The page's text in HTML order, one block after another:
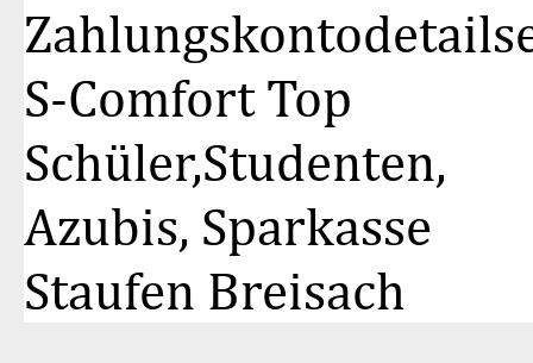
auf
100%
S-Comfort Top
Schüler,Studenten,
Azubis, Sparkasse
Staufen Breisach